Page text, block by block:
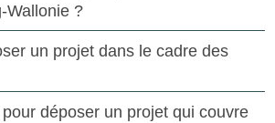
Wallonie ?
un projet dans le cadre des
déposer un projet qui couvre